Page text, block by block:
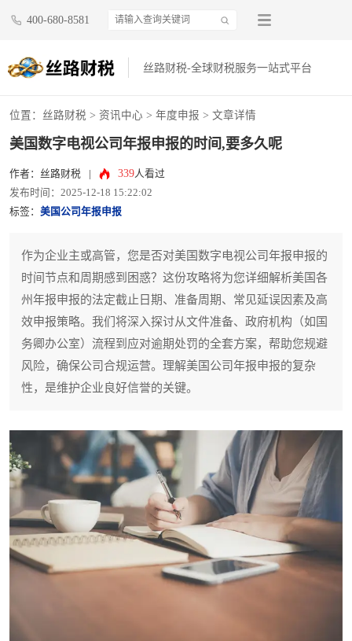
400-680-8581
丝路财税-全球财税服务一站式平台
位置： 丝路财税 > 资讯中心 > 年度申报 > 文章详情
美国数字电视公司年报申报的时间,要多久呢
作者：丝路财税 339人看过
发布时间：2025-12-18 15:22:02
标签： 美国公司年报申报
作为企业主或高管，您是否对美国数字电视公司年报申报的
时间节点和周期感到困惑？这份攻略将为您详细解析美国各
州年报申报的法定截止日期、准备周期、常见延误因素及高
效申报策略。我们将深入探讨从文件准备、政府机构（如国
务卿办公室）流程到应对逾期处罚的全套方案，帮助您规避
风险，确保公司合规运营。理解美国公司年报申报的复杂
性，是维护企业良好信誉的关键。